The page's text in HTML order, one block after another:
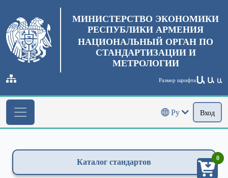
МИНИСТЕРСТВО ЭКОНОМИКИ
РЕСПУБЛИКИ АРМЕНИЯ
НАЦИОНАЛЬНЫЙ ОРГАН ПО
СТАНДАРТИЗАЦИИ И
МЕТРОЛОГИИ
Размер шрифтаԱ Ա Ա
Ру Вход
Каталог стандартов 0